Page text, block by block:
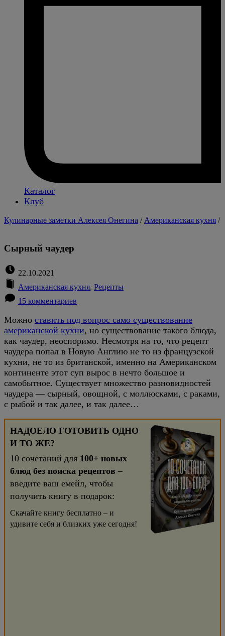
Каталог
Клуб
Кулинарные заметки Алексея Онегина / Американская кухня /
Сырный чаудер
22.10.2021
Американская кухня, Рецепты
15 комментариев
Можно ставить под вопрос само существование
американской кухни, но существование такого блюда,
как чаудер, неоспоримо. Несмотря на то, что рецепт
чаудера попал в Новую Англию не то из французской
кухни, не то из британской, именно на Американском
континенте этот суп вырос в нечто большое и
самобытное. Существует множество разновидностей
чаудера — сырный, овощной, с моллюсками, с раками,
с рыбой и так далее, и так далее…
НАДОЕЛО ГОТОВИТЬ ОДНО
И ТО ЖЕ?
10 сочетаний для 100+ новых
блюд без поиска рецептов –
введите ваш емейл, чтобы
получить книгу в подарок:
Скачайте книгу бесплатно – и
удивите себя и близких уже сегодня!